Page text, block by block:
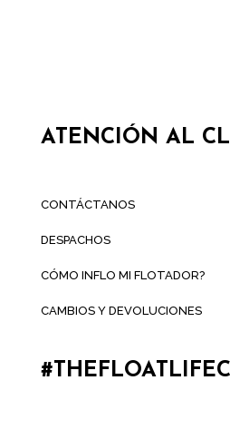
ATENCIÓN AL
CONTÁCTANOS
DESPACHOS
CÓMO INFLO MI FLOTADOR?
CAMBIOS Y DEVOLUCIONES